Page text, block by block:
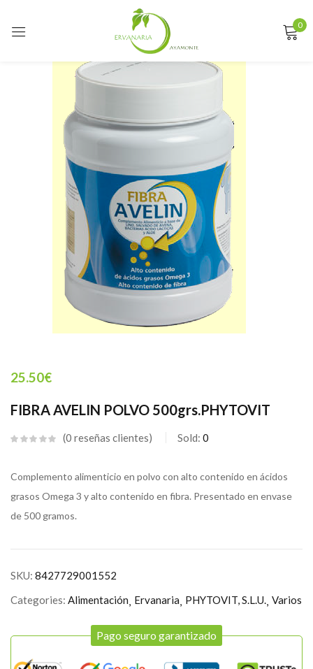
0
25.50€
FIBRA AVELIN POLVO 500grs.PHYTOVIT
0 reseñas clientes Sold: 0
Complemento alimenticio en polvo con alto contenido en ácidos
grasos Omega 3 y alto contenido en fibra. Presentado en envase
de 500 gramos.
SKU: 8427729001552
Categories: Alimentación Ervanaria PHYTOVIT, S.L.U. Varios
Pago seguro garantizado
Sign in
Remember me Lost password?
CREATE AN ACCOUNT